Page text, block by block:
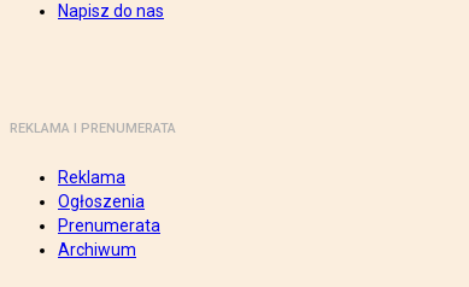
Napisz do nas
REKLAMA I PRENUMERATA
Reklama
Ogłoszenia
Prenumerata
Archiwum